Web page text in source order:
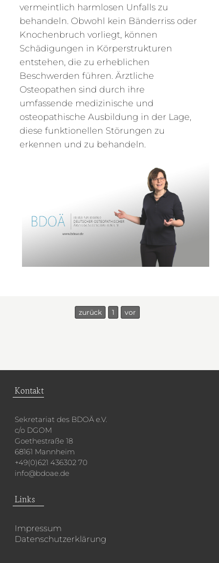
vermeintlich harmlosen Unfalls zu
behandeln. Obwohl kein Bänderriss oder
Knochenbruch vorliegt, können
Schädigungen in Körperstrukturen
entstehen, die zu erheblichen
Beschwerden führen. Ärztliche
Osteopathen sind durch ihre
umfassende medizinische und
osteopathische Ausbildung in der Lage,
diese funktionellen Störungen zu
erkennen und zu behandeln.
zurück 1 vor
Kontakt
Sekretariat des BDOÄ e.V.
c/o DGOM
Goethestraße 18
68161 Mannheim
+49(0)621 436302 70
info@bdoae.de
Links
Impressum
Datenschutzerklärung